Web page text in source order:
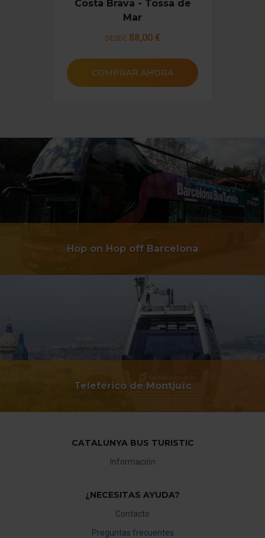
Costa Brava - Tossa de
Mar
DESDE 88,00 €
COMPRAR AHORA
Hop on Hop off Barcelona
Teleférico de Montjuïc
CATALUNYA BUS TURISTIC
Información
¿NECESITAS AYUDA?
Contacto
Preguntas frecuentes